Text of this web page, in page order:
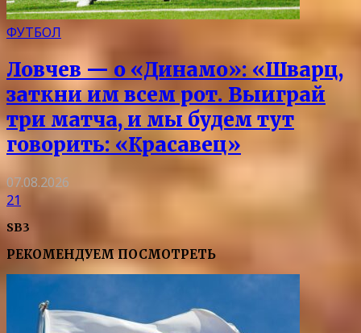
ФУТБОЛ
Ловчев — о «Динамо»: «Шварц,
заткни им всем рот. Выиграй
три матча, и мы будем тут
говорить: «Красавец»
07.08.2026
21
SB3
РЕКОМЕНДУЕМ ПОСМОТРЕТЬ